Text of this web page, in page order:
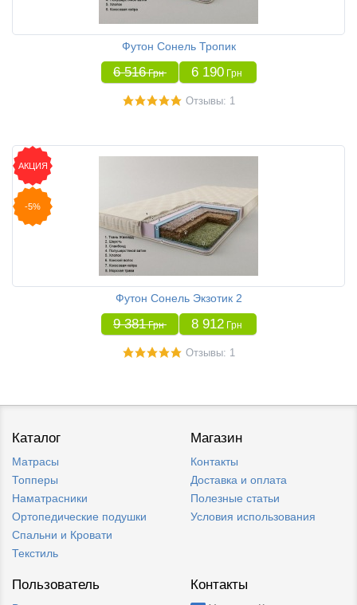
Футон Сонель Тропик
6 516 Грн 6 190 Грн
Отзывы: 1
АКЦИЯ
-5%
Футон Сонель Экзотик 2
9 381 Грн 8 912 Грн
Отзывы: 1
Каталог
Матрасы
Топперы
Наматрасники
Ортопедические подушки
Спальни и Кровати
Текстиль
Магазин
Контакты
Доставка и оплата
Полезные статьи
Условия использования
Пользователь Контакты